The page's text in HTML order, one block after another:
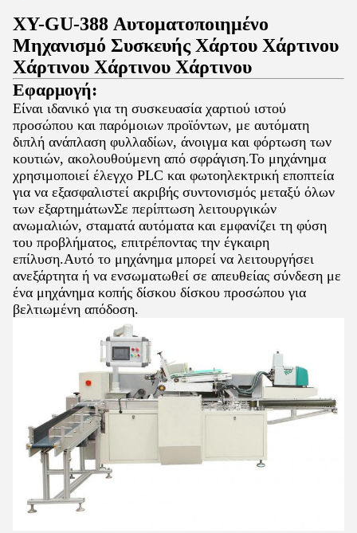
XY-GU-388 Αυτοματοποιημένο
Μηχανισμό Συσκευής Χάρτου Χάρτινου
Χάρτινου Χάρτινου Χάρτινου
Εφαρμογή:
Είναι ιδανικό για τη συσκευασία χαρτιού ιστού
προσώπου και παρόμοιων προϊόντων, με αυτόματη
διπλή ανάπλαση φυλλαδίων, άνοιγμα και φόρτωση των
κουτιών, ακολουθούμενη από σφράγιση.Το μηχάνημα
χρησιμοποιεί έλεγχο PLC και φωτοηλεκτρική εποπτεία
για να εξασφαλιστεί ακριβής συντονισμός μεταξύ όλων
των εξαρτημάτωνΣε περίπτωση λειτουργικών
ανωμαλιών, σταματά αυτόματα και εμφανίζει τη φύση
του προβλήματος, επιτρέποντας την έγκαιρη
επίλυση.Αυτό το μηχάνημα μπορεί να λειτουργήσει
ανεξάρτητα ή να ενσωματωθεί σε απευθείας σύνδεση με
ένα μηχάνημα κοπής δίσκου δίσκου προσώπου για
βελτιωμένη απόδοση.